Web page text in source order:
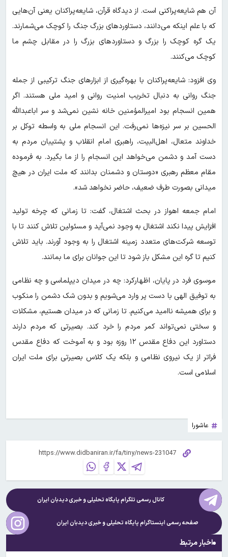
آن هم شایعه‌پراکنی است. از دیدگاه قرآن، شایعه‌پراکنان یعنی آن‌هایی
که با علم اینکه می‌دانند، دستاوردهای بزرگ جنگ را کوچک می‌شمارند.
یک گره کوچک را بزرگ و دستاوردهای بزرگ را در مقابل چشم ما
کوچک می‌کنند.
وی افزود: شایعه‌پراکنان با بهره‌گیری از ابزارهای جنگ ترکیبی از جمله
جنگ روانی به دنبال تخریب امنیت روانی و امید ملی هستند. اگر
همین انسجام بود امیرالمؤمنین خانه نشین نمی‌شد و سر اباعبدالله
الحسین بر سر نیزه‌ها نمی‌رفت. این انسجام ملی به واسطه توکل بر
خداوند متعال، اهل‌البیت، راهبری امام انقلاب و پشتیبان مردم به
دست آمد و دشمن می‌خواهد این ‌انسجام را از ما بگیرد. به فرموده
مقام معظم رهبری «دوستان و دشمنان بدانند که ملت ایران در هیچ
میدانی بصورت طرف ضعیف، حاضر نخواهد شد».
امام جمعه اهواز در بحث اشتغال، گفت: تا زمانی که چرخه تولید
افزایش پیدا نکند اشتغال به وجود نمی‌آید و مسئولین تلاش کنند تا با
توسعه شرکت‌های متعدد زمینه اشتغال را به وجود آورند. باید تلاش
کنیم تا گره این مشکل باز شود تا این جوانان برای ما بمانند.
موسوی فرد در پایان، اظهارکرد: چه در میدان دیپلماسی و چه نظامی
به توفیق الهی با دست پر وارد می‌شویم و بدون شک دشمن را منکوب
و برای همیشه ناامید می‌کنیم. تا زمانی که در میدان هستیم، مشکلات
و سختی نمی‌تواند کمر مردم را خرد کند. بصیرتی که مردم دارند
دستاورد این دفاع مقدس ۱۲ روزه بود و به آموخت که دفاع مقدس
فراتر از یک نیروی نظامی و بلکه یک کلاس بصیرتی برای ملت ایران
اسلامی است.
عاشورا
کانال رسمی تلگرام پایگاه تحلیلی و خبریدیدبان ایران
صفحه رسمی اینستاگرام پایگاه تحلیلی و خبریدیدبان ایران
اخبار مرتبط